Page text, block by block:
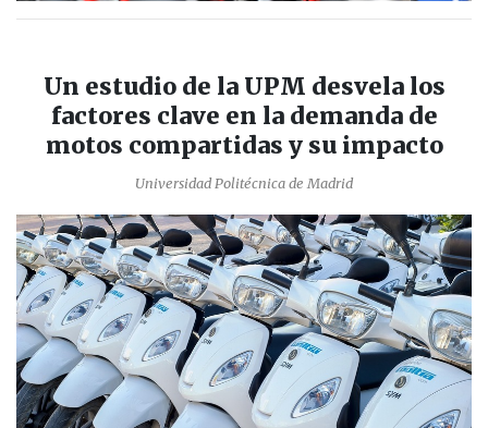
Un estudio de la UPM desvela los
factores clave en la demanda de
motos compartidas y su impacto
Universidad Politécnica de Madrid